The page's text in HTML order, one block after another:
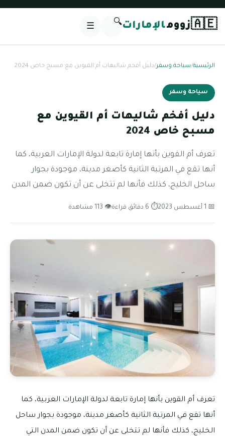
🇦🇪زوومالإمارات🔍
☰
الرئيسية/سياحة وسفر/دليل أفخم شاليهات أم القيوين مع مسبح خاص 2024
سياحة وسفر
دليل أفخم شاليهات أم القيوين مع
مسبح خاص 2024
تعرف أم القوين بأنها إمارة تابعة لدولة الإمارات العربية، كما
أنها تقع في المرتبة الثانية كأصغر مدينة، موجودة بجوار
ساحل الخليج، كذلك فأنها لم تتخلى عن أن تكون ضمن المدن
📅 1 أغسطس 2023 ⏱ 6 دقائق قراءة 👁 113 مشاهدة
تعرف أم القوين بأنها إمارة تابعة لدولة الإمارات العربية، كما
أنها تقع في المرتبة الثانية كأصغر مدينة، موجودة بجوار ساحل
الخليج، كذلك فأنها لم تتخلى عن أن تكون ضمن المدن التي